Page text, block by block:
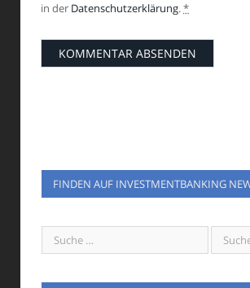
in der Datenschutzerklärung.*
FINDEN AUF INVESTMENTBANKING